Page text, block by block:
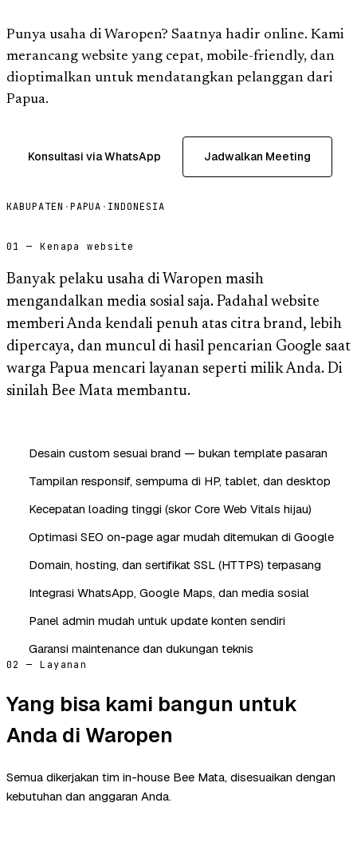
Punya usaha di Waropen? Saatnya hadir online. Kami
merancang website yang cepat, mobile-friendly, dan
dioptimalkan untuk mendatangkan pelanggan dari
Papua.
Konsultasi via WhatsApp Jadwalkan Meeting
KABUPATEN ·PAPUA · INDONESIA
01 — Kenapa website
Banyak pelaku usaha di Waropen masih
mengandalkan media sosial saja. Padahal website
memberi Anda kendali penuh atas citra brand, lebih
dipercaya, dan muncul di hasil pencarian Google saat
warga Papua mencari layanan seperti milik Anda. Di
sinilah Bee Mata membantu.
Desain custom sesuai brand — bukan template pasaran
Tampilan responsif, sempurna di HP, tablet, dan desktop
Kecepatan loading tinggi (skor Core Web Vitals hijau)
Optimasi SEO on-page agar mudah ditemukan di Google
Domain, hosting, dan sertifikat SSL (HTTPS) terpasang
Integrasi WhatsApp, Google Maps, dan media sosial
Panel admin mudah untuk update konten sendiri
Garansi maintenance dan dukungan teknis
02 — Layanan
Yang bisa kami bangun untuk
Anda di Waropen
Semua dikerjakan tim in-house Bee Mata, disesuaikan dengan
kebutuhan dan anggaran Anda.